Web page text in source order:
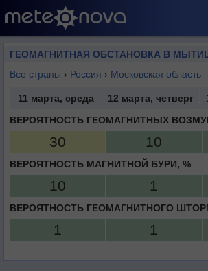
ГЕОМАГНИТНАЯ ОБСТАНОВКА В
Все страны › Россия › Московская область
11 марта, среда 12 марта, четверг
ВЕРОЯТНОСТЬ ГЕОМАГНИТНЫХ
30 10
ВЕРОЯТНОСТЬ МАГНИТНОЙ БУРИ, %
10 1
ВЕРОЯТНОСТЬ ГЕОМАГНИТНОГО
1 1